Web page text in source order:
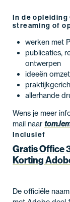
In de opleiding
streaming of
werken met
publicaties,
ontwerpen
ideeën
allerhande
Wens je meer
mail naar
Inclusief
Gratis Office
Korting
De officiële